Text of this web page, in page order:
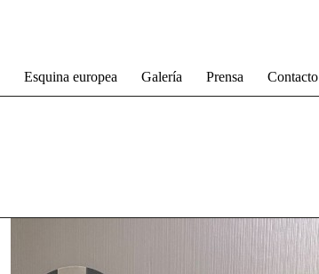
Esquina europea Galería Prensa Contacto